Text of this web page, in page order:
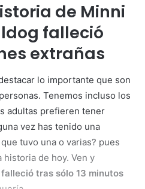
de Minni
falleció
extrañas
lo importante que son
Tenemos incluso los
adultas prefieren tener
vez has tenido una
tuvo una o varias? pues
de hoy. Ven y
tras sólo 13 minutos